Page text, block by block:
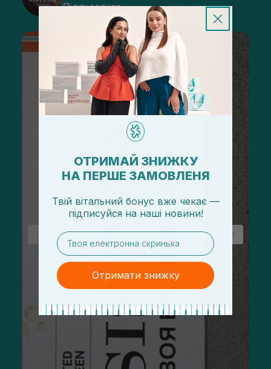
Підписатися
ОТРИМАЙ ЗНИЖКУ
НА ПЕРШЕ ЗАМОВЛЕНЯ
Твій вітальний бонус вже чекає —
підписуйся на наші новини!
email
Отримати знижку